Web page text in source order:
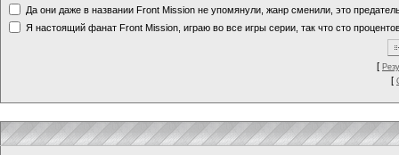
Да они даже в названии Front Mission не упомянули, жанр сменили, это
Я настоящий фанат Front Mission, играю во все игры серии, так что сто
[
[